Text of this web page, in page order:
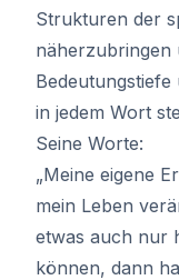
Strukturen der
näherzubringen
Bedeutungstiefe
in jedem Wort
Seine Worte:
„Meine eigene
mein Leben
etwas auch nur
können, dann